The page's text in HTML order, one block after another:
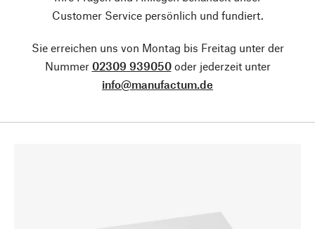
Customer Service persönlich und fundiert.
Sie erreichen uns von Montag bis Freitag unter der
Nummer 02309 939050oder jederzeit unter
info@manufactum.de